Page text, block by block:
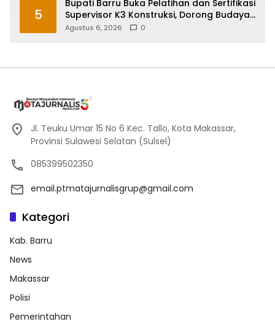
5
Bupati Barru Buka Pelatihan dan Sertifikasi
Supervisor K3 Konstruksi, Dorong Budaya
Zero Accident
Agustus 6, 2026 0
Jl. Teuku Umar 15 No 6 Kec. Tallo, Kota Makassar,
Provinsi Sulawesi Selatan (Sulsel)
085399502350
email.ptmatajurnalisgrup@gmail.com
Kategori
Kab. Barru
News
Makassar
Polisi
Pemerintahan